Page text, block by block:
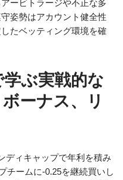
ービトラージや不正な多
姿勢はアカウント健全性
たベッティング環境を確
ぶ実戦的な
ーナス、リ
ディキャップで年利を積み
チームに-0.25を継続買いし